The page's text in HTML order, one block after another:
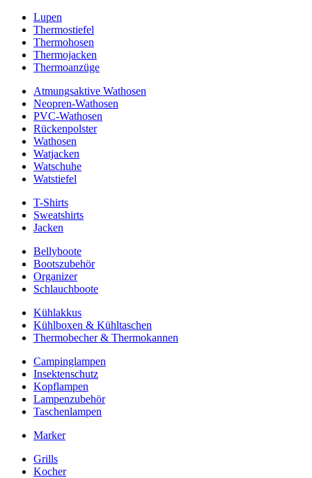
Lupen
Thermostiefel
Thermohosen
Thermojacken
Thermoanzüge
Atmungsaktive Wathosen
Neopren-Wathosen
PVC-Wathosen
Rückenpolster
Wathosen
Watjacken
Watschuhe
Watstiefel
T-Shirts
Sweatshirts
Jacken
Bellyboote
Bootszubehör
Organizer
Schlauchboote
Kühlakkus
Kühlboxen & Kühltaschen
Thermobecher & Thermokannen
Campinglampen
Insektenschutz
Kopflampen
Lampenzubehör
Taschenlampen
Marker
Grills
Kocher